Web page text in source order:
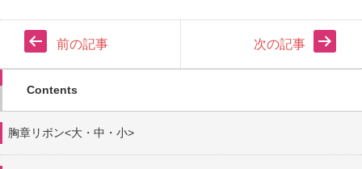
前の記事 次の記事
Contents
胸章リボン<大・中・小>